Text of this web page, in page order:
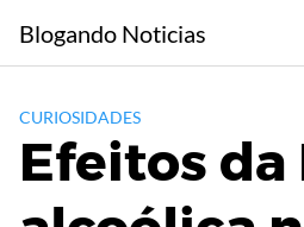
content
Blogando Noticias
CURIOSIDADES
Efeitos da